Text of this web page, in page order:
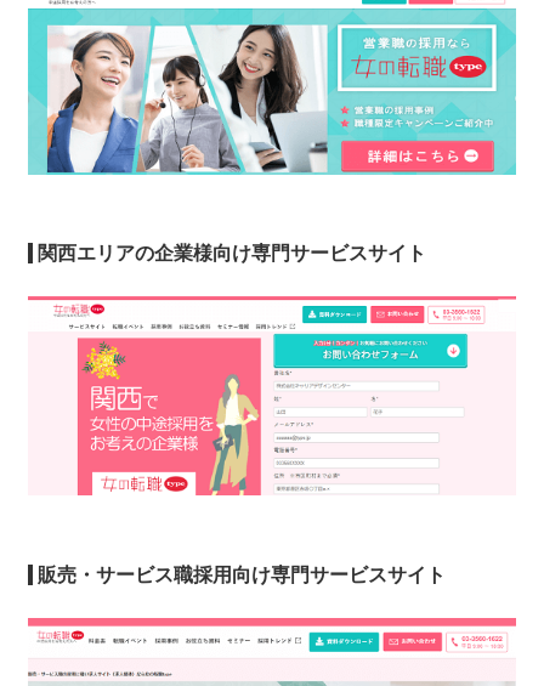
関西エリアの企業様向け専門サービスサイト
販売・サービス職採用向け専門サービスサイト